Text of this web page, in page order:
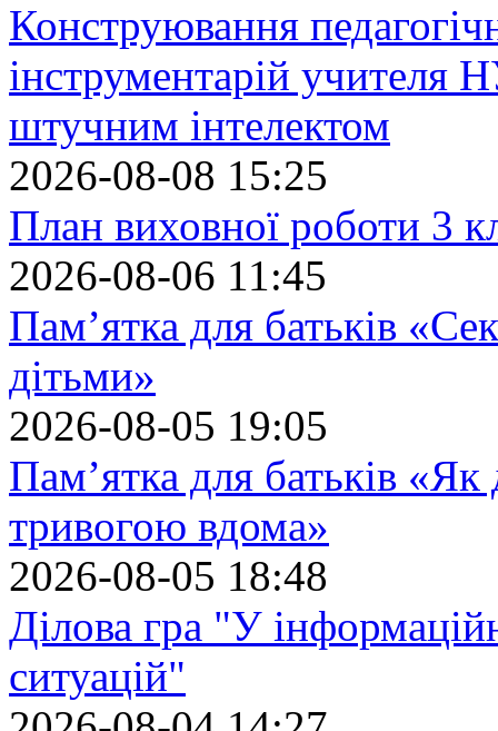
Конструювання
інструментарій учителя
штучним інтелектом
2026-08-08 15:25
План виховної роботи 3
2026-08-06 11:45
Пам’ятка для батьків
дітьми»
2026-08-05 19:05
Пам’ятка для батьків
тривогою вдома»
2026-08-05 18:48
Ділова гра "У
ситуацій"